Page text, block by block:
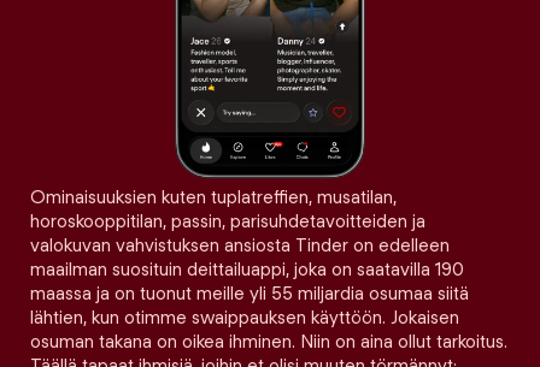
Ominaisuuksien kuten tuplatreffien, musatilan,
horoskooppitilan, passin, parisuhdetavoitteiden ja
valokuvan vahvistuksen ansiosta Tinder on edelleen
maailman suosituin deittailuappi, joka on saatavilla 190
maassa ja on tuonut meille yli 55 miljardia osumaa siitä
lähtien, kun otimme swaippauksen käyttöön. Jokaisen
osuman takana on oikea ihminen. Niin on aina ollut tarkoitus.